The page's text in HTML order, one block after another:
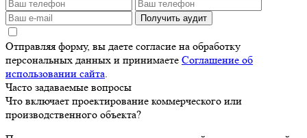
Получить аудит
Отправляя форму, вы даете согласие на обработку
персональных данных и принимаете Соглашение об
использовании сайта.
Часто задаваемые вопросы
Что включает проектирование коммерческого или
производственного объекта?